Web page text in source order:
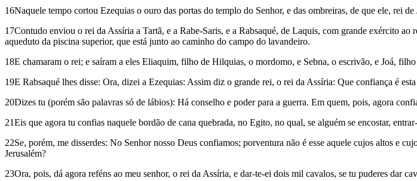
16Naquele tempo cortou Ezequias o ouro das portas do templo do Senhor, e das ombreiras, de que ele, rei
17Contudo enviou o rei da Assíria a Tartã, e a Rabe-Saris, e a Rabsaqué, de Laquis, com grande exército
aqueduto da piscina superior, que está junto ao caminho do campo do lavandeiro.
18E chamaram o rei; e saíram a eles Eliaquim, filho de Hilquias, o mordomo, e Sebna, o escrivão, e Joá,
19E Rabsaqué lhes disse: Ora, dizei a Ezequias: Assim diz o grande rei, o rei da Assíria: Que confiança é
20Dizes tu (porém são palavras só de lábios): Há conselho e poder para a guerra. Em quem, pois, agora
21Eis que agora tu confias naquele bordão de cana quebrada, no Egito, no qual, se alguém se encostar,
22Se, porém, me disserdes: No Senhor nosso Deus confiamos; porventura não é esse aquele cujos altos e
Jerusalém?
23Ora, pois, dá agora reféns ao meu senhor, o rei da Assíria, e dar-te-ei dois mil cavalos, se tu puderes dar